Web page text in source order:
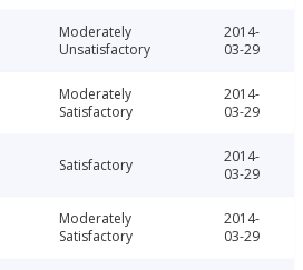
Moderately
Unsatisfactory
2014-
03-29
Moderately
Satisfactory
2014-
03-29
Satisfactory
2014-
03-29
Moderately
Satisfactory
2014-
03-29